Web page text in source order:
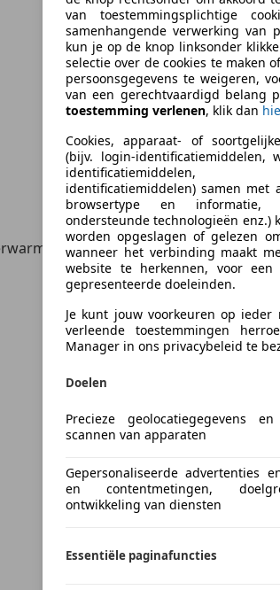
| Ca
van toestemmingsplichtige
samenhangende verwerking van
kun je op de knop linksonder
selectie over de cookies te maken
persoonsgegevens te weigeren,
van een gerechtvaardigd belang
toestemming verlenen, klik dan
Cookies, apparaat- of
(bijv. login-identificatiemiddelen,
identificatiemiddelen,
identificatiemiddelen) samen met
browsertype en informatie,
ondersteunde technologieën enz.)
worden opgeslagen of gelezen
wanneer het verbinding maakt
website te herkennen, voor
gepresenteerde doeleinden.
Je kunt jouw voorkeuren op ieder
verleende toestemmingen
Manager in ons privacybeleid te
Doelen
Precieze geolocatiegegevens
scannen van apparaten
Gepersonaliseerde advertenties
en contentmetingen,
ontwikkeling van diensten
Essentiële paginafuncties